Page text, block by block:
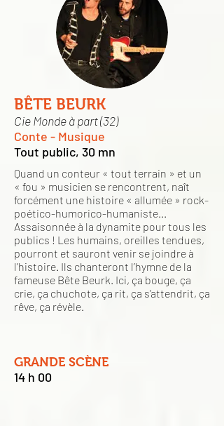
BÊTE BEURK
Cie Monde à part (32)
Conte - Musique
Tout public, 30 mn
Quand un conteur « tout terrain » et un
« fou » musicien se rencontrent, naît
forcément une histoire « allumée » rock-
poético-humorico-humaniste...
Assaisonnée à la dynamite pour tous les
publics ! Les humains, oreilles tendues,
pourront et sauront venir se joindre à
l’histoire. Ils chanteront l’hymne de la
fameuse Bête Beurk. Ici, ça bouge, ça
crie, ça chuchote, ça rit, ça s’attendrit, ça
rêve, ça révèle.
GRANDE SCÈNE
14 h 00